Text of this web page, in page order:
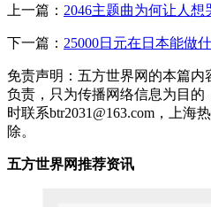
上一篇： 2046主题曲为何让人想
下一篇： 25000日元在日本能做
免责声明：五方世界网的本篇
负责，只为传播网络信息为目的
时联系btr2031@163.com，上海
除。
五方世界网推荐资讯